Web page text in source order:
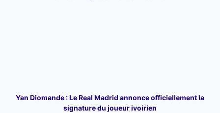
Yan Diomande : Le Real Madrid annonce officiellement la
signature du joueur ivoirien